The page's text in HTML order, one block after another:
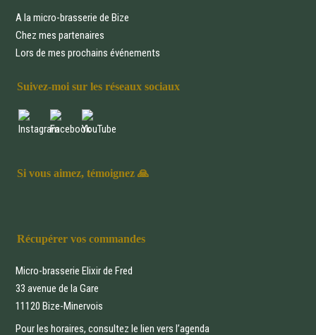
A la micro-brasserie de Bize
Chez mes partenaires
Lors de mes prochains événements
Suivez-moi sur les réseaux sociaux
Si vous aimez, témoignez 🙏
Récupérer vos commandes
Micro-brasserie Elixir de Fred
33 avenue de la Gare
11120 Bize-Minervois
Pour les horaires, consultez le lien vers l’agenda